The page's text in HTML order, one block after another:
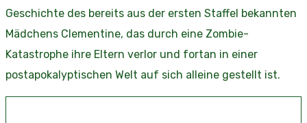
Geschichte des bereits aus der ersten Staffel bekannten
Mädchens Clementine, das durch eine Zombie-
Katastrophe ihre Eltern verlor und fortan in einer
postapokalyptischen Welt auf sich alleine gestellt ist.